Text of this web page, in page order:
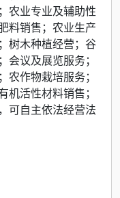
农业专业及辅助性
料销售；农业生产
树木种植经营；谷
议及展览服务；
作物栽培服务；
活性材料销售；
可自主依法经营法